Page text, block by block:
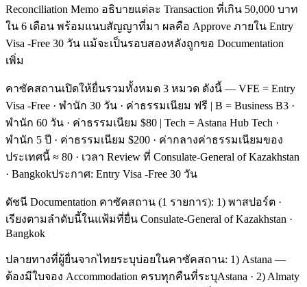
Reconciliation Memo อธิบายแต่ละ Transaction ที่เกิน 50,000 บาท
ใน 6 เดือน พร้อมแนบสัญญาที่มา ผลคือ Approve ภายใน Entry
Visa -Free 30 วัน แม้จะเป็นรอบสองหลังถูกขอ Documentation
เพิ่ม
คาซัคสถานเปิดให้ยื่นรวมทั้งหมด 3 หมวด ดังนี้ — VFE = Entry
Visa -Free · พำนัก 30 วัน · ค่าธรรมเนียม ฟรี | B = Business B3 ·
พำนัก 60 วัน · ค่าธรรมเนียม $80 | Tech = Astana Hub Tech ·
พำนัก 5 ปี · ค่าธรรมเนียม $200 · ค่ากลางค่าธรรมเนียมของ
ประเทศนี้ ≈ 80 · เวลา Review ที่ Consulate-General of Kazakhstan
· Bangkokประกาศ: Entry Visa -Free 30 วัน
ดัชนี Documentation คาซัคสถาน (1 รายการ): 1) พาสปอร์ต ·
เรียงตามลำดับนี้ในแฟ้มที่ยื่น Consulate-General of Kazakhstan ·
Bangkok
ปลายทางที่ผู้ยื่นจากไทยระบุบ่อยในคาซัคสถาน: 1) Astana —
ต้องมีใบจอง Accommodation ครบทุกคืนที่ระบุAstana · 2) Almaty